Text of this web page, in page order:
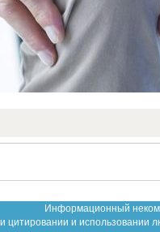
Информационный
цитировании и использовании